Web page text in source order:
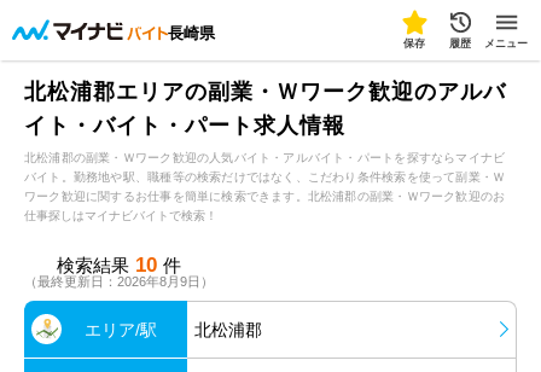
長崎県
保存 履歴 メニュー
北松浦郡エリアの副業・Ｗワーク歓迎のアルバ
イト・バイト・パート求人情報
北松浦郡の副業・Ｗワーク歓迎の人気バイト・アルバイト・パートを探すならマイナビ
バイト。勤務地や駅、職種等の検索だけではなく、こだわり条件検索を使って副業・Ｗ
ワーク歓迎に関するお仕事を簡単に検索できます。北松浦郡の副業・Ｗワーク歓迎のお
仕事探しはマイナビバイトで検索！
検索結果 10 件
（最終更新日：2026年8月9日）
エリア/駅 北松浦郡